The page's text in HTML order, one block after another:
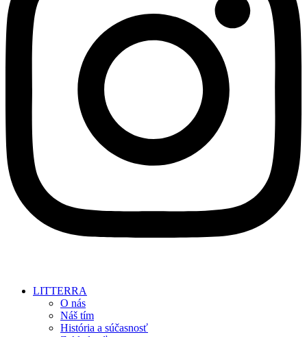
LITTERRA
O nás
Náš tím
História a súčasnosť